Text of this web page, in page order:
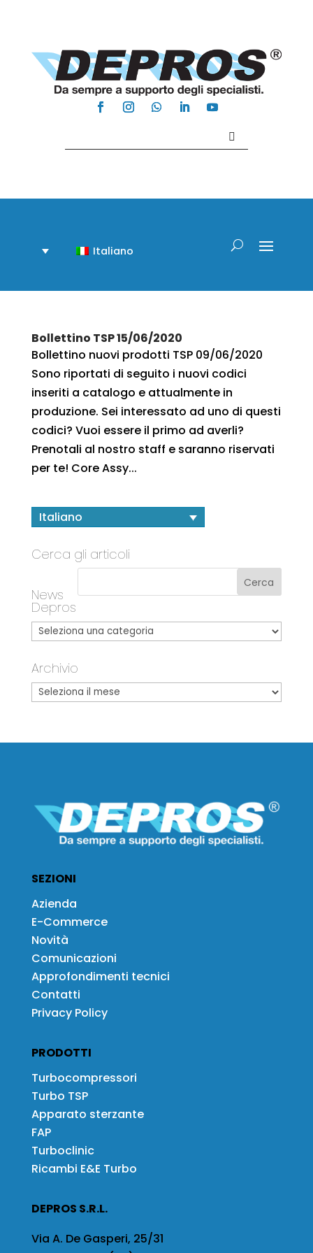
Italiano
Bollettino TSP 15/06/2020
Bollettino nuovi prodotti TSP 09/06/2020
Sono riportati di seguito i nuovi codici
inseriti a catalogo e attualmente in
produzione. Sei interessato ad uno di questi
codici? Vuoi essere il primo ad averli?
Prenotali al nostro staff e saranno riservati
per te! Core Assy...
Italiano
Cerca gli articoli
News
Depros
Archivio
SEZIONI
Azienda
E-Commerce
Novità
Comunicazioni
Approfondimenti tecnici
Contatti
Privacy Policy
PRODOTTI
Turbocompressori
Turbo TSP
Apparato sterzante
FAP
Turboclinic
Ricambi E&E Turbo
DEPROS S.R.L.
Via A. De Gasperi, 25/31